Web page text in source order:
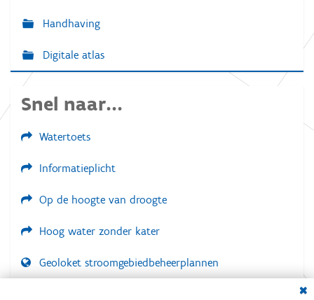
Handhaving
Digitale atlas
Snel naar...
Watertoets
Informatieplicht
Op de hoogte van droogte
Hoog water zonder kater
Geoloket stroomgebiedbeheerplannen